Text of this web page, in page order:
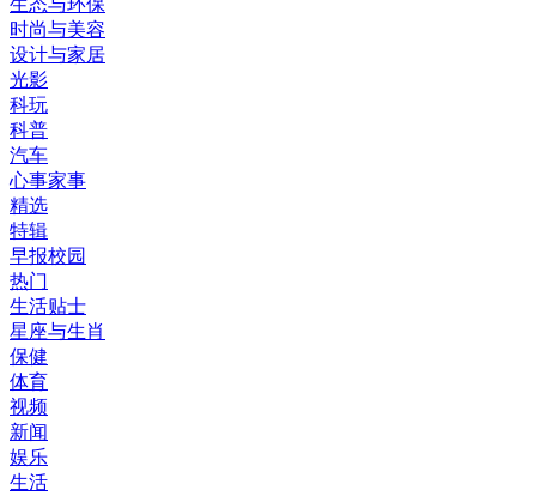
生态与环保
时尚与美容
设计与家居
光影
科玩
科普
汽车
心事家事
精选
特辑
早报校园
热门
生活贴士
星座与生肖
保健
体育
视频
新闻
娱乐
生活